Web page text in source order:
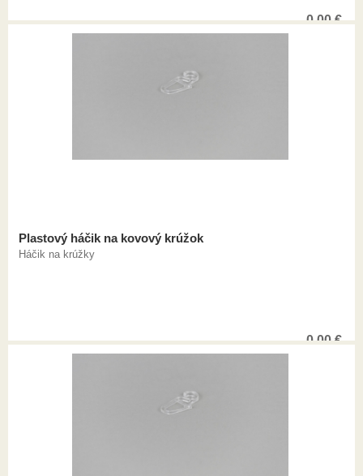
0,00€
Plastový háčik na kovový krúžok
Háčik na krúžky
0,00€